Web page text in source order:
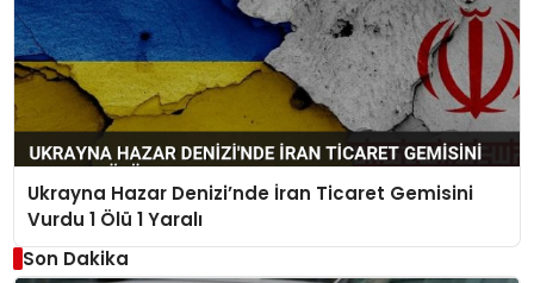
Ukrayna Hazar Denizi’nde İran Ticaret Gemisini
Vurdu 1 Ölü 1 Yaralı
Son Dakika